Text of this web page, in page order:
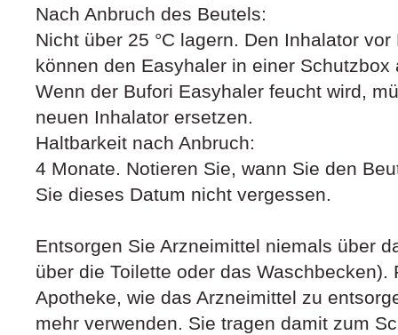
Nach Anbruch des Beutels:
Nicht über 25 °C lagern. Den Inhalator
können den Easyhaler in einer Schutzbox
Wenn der Bufori Easyhaler feucht wird,
neuen Inhalator ersetzen.
Haltbarkeit nach Anbruch:
4 Monate. Notieren Sie, wann Sie den
Sie dieses Datum nicht vergessen.
Entsorgen Sie Arzneimittel niemals über
über die Toilette oder das Waschbecken).
Apotheke, wie das Arzneimittel zu
mehr verwenden. Sie tragen damit zum